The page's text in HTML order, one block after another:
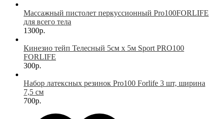
Массажный пистолет перкуссионный Pro100FORLIFE
для всего тела
1300р.
Кинезио тейп Телесный 5см х 5м Sport PRO100
FORLIFE
300р.
Набор латексных резинок Pro100 Forlife 3 шт, ширина
7,5 см
700р.